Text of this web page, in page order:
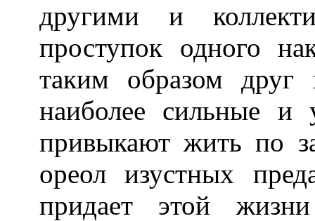
другими и
проступок одного
таким образом друг
наиболее сильные и
привыкают жить по
ореол изустных
придает этой